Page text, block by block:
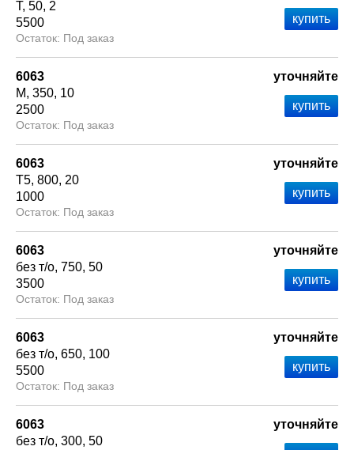
Т 50 2
5500
Под заказ
6063
М 350 10
2500
Под заказ
уточняйте
6063
Т5 800 20
1000
Под заказ
уточняйте
6063
без т/о 750 50
3500
Под заказ
уточняйте
6063
без т/о 650 100
5500
Под заказ
уточняйте
6063
без т/о 300 50
уточняйте